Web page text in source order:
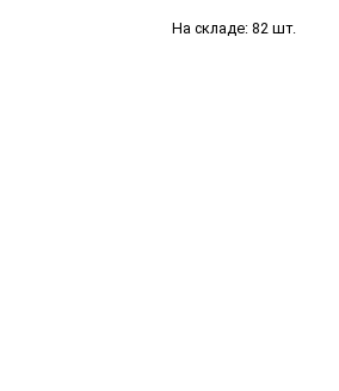
На складе: 82 шт.